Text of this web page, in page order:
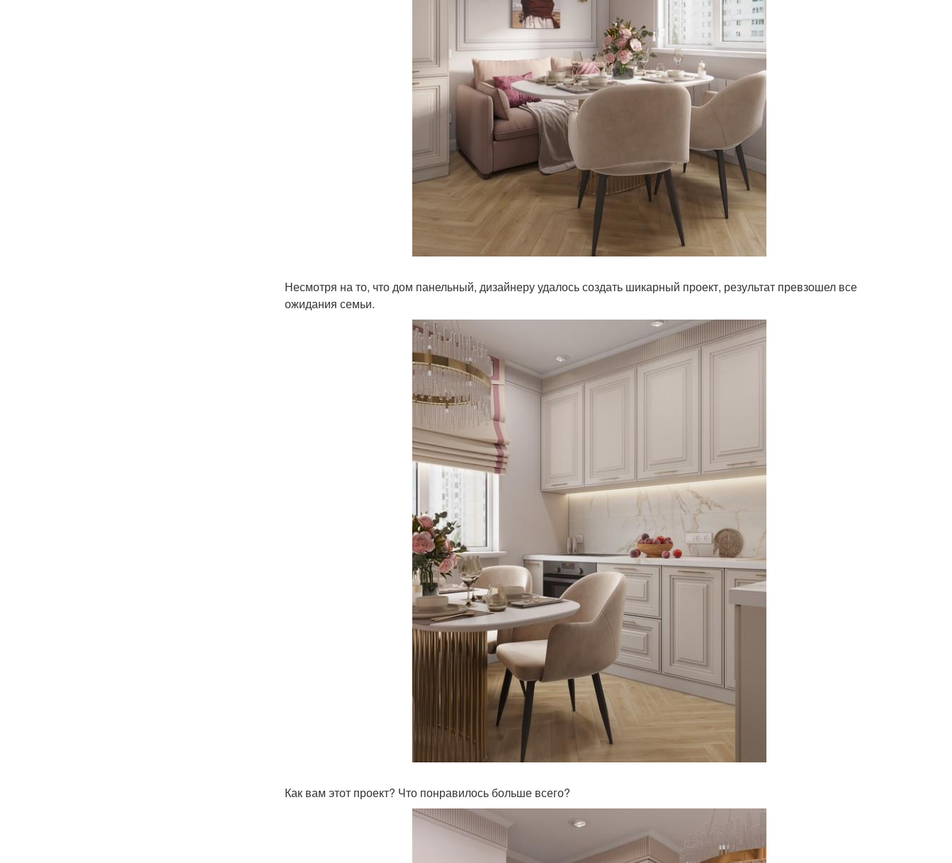
Несмотря на то, что дом панельный, дизайнеру удалось создать шикарный проект, результат превзошел все
ожидания семьи.
Как вам этот проект? Что понравилось больше всего?